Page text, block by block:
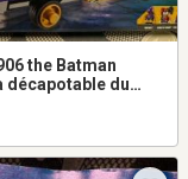
the Batman
décapotable du